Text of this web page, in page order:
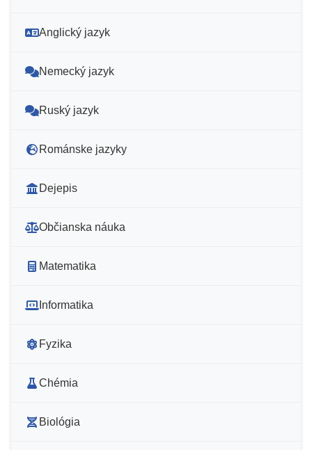
Anglický jazyk
Nemecký jazyk
Ruský jazyk
Románske jazyky
Dejepis
Občianska náuka
Matematika
Informatika
Fyzika
Chémia
Biológia